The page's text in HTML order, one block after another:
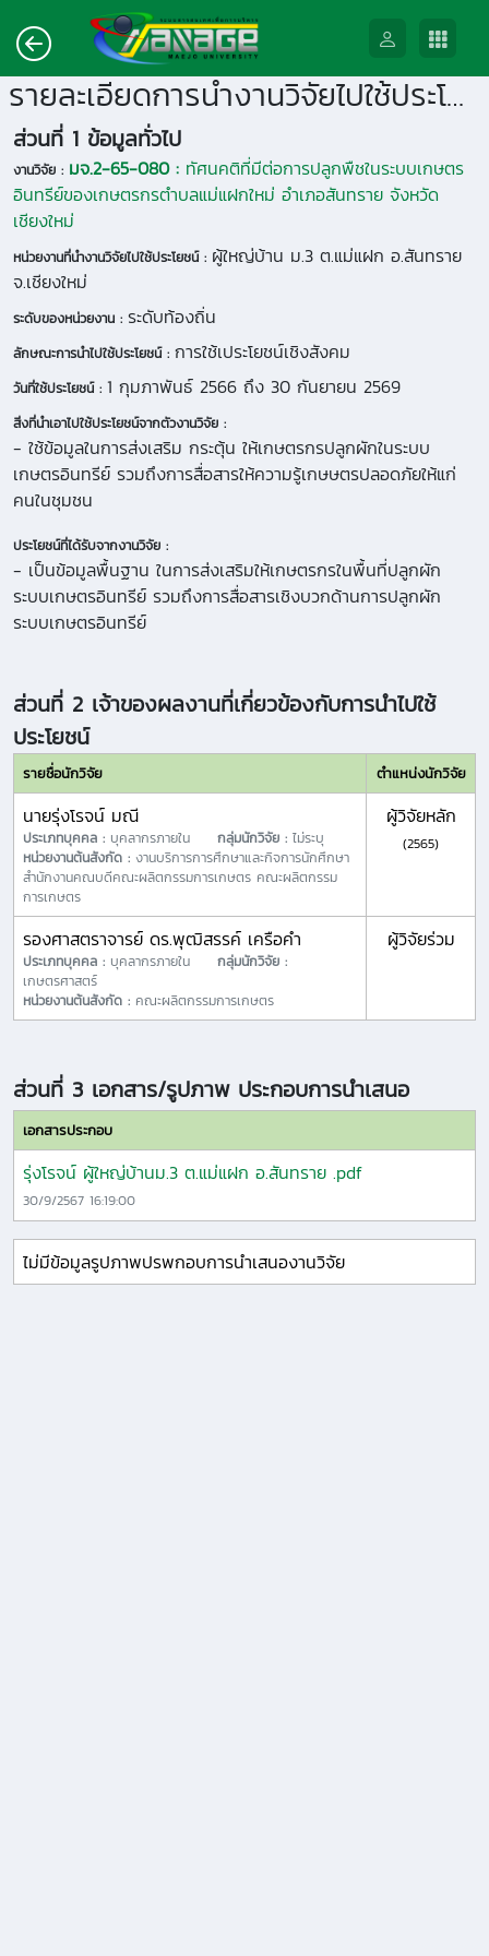
รายละเอียดการนำงานวิจัยไปใช้ประโยชน์
ส่วนที่ 1 ข้อมูลทั่วไป
งานวิจัย : มจ.2-65-080 : ทัศนคติที่มีต่อการปลูกพืชในระบบเกษตร
อินทรีย์ของเกษตรกรตำบลแม่แฝกใหม่ อำเภอสันทราย จังหวัด
เชียงใหม่
หน่วยงานที่นำงานวิจัยไปใช้ประโยชน์ : ผู้ใหญ่บ้าน ม.3 ต.แม่แฝก อ.สันทราย
จ.เชียงใหม่
ระดับของหน่วยงาน : ระดับท้องถิ่น
ลักษณะการนำไปใช้ประโยชน์ : การใช้เประโยชน์เชิงสังคม
วันที่ใช้ประโยชน์ : 1 กุมภาพันธ์ 2566 ถึง 30 กันยายน 2569
สิ่งที่นำเอาไปใช้ประโยชน์จากตัวงานวิจัย :
- ใช้ข้อมูลในการส่งเสริม กระตุ้น ให้เกษตรกรปลูกผักในระบบ
เกษตรอินทรีย์ รวมถึงการสื่อสารให้ความรู้เกษษตรปลอดภัยให้แก่
คนในชุมชน
ประโยชน์ที่ได้รับจากงานวิจัย :
- เป็นข้อมูลพื้นฐาน ในการส่งเสริมให้เกษตรกรในพื้นที่ปลูกผัก
ระบบเกษตรอินทรีย์ รวมถึงการสื่อสารเชิงบวกด้านการปลูกผัก
ระบบเกษตรอินทรีย์
ส่วนที่ 2 เจ้าของผลงานที่เกี่ยวข้องกับการนำไปใช้
ประโยชน์
รายชื่อนักวิจัย ตำแหน่งนักวิจัย
นายรุ่งโรจน์ มณี
ประเภทบุคคล : บุคลากรภายใน กลุ่มนักวิจัย : ไม่ระบุ
หน่วยงานต้นสังกัด : งานบริการการศึกษาและกิจการนักศึกษา
สำนักงานคณบดีคณะผลิตกรรมการเกษตร คณะผลิตกรรม
การเกษตร
ผู้วิจัยหลัก
(2565)
รองศาสตราจารย์ ดร.พุฒิสรรค์ เครือคำ
ประเภทบุคคล : บุคลากรภายใน กลุ่มนักวิจัย :
เกษตรศาสตร์
หน่วยงานต้นสังกัด : คณะผลิตกรรมการเกษตร
ผู้วิจัยร่วม
ส่วนที่ 3 เอกสาร/รูปภาพ ประกอบการนำเสนอ
เอกสารประกอบ
รุ่งโรจน์ ผู้ใหญ่บ้านม.3 ต.แม่แฝก อ.สันทราย .pdf
30/9/2567 16:19:00
ไม่มีข้อมูลรูปภาพปรพกอบการนำเสนองานวิจัย